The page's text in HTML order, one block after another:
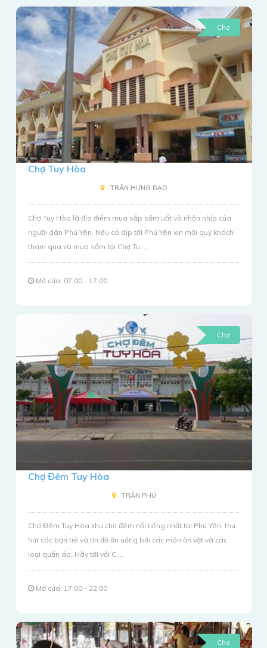
Chợ
Chợ Tuy Hòa
TRẦN HƯNG ĐẠO
Chợ Tuy Hòa là địa điểm mua sắp sầm uất và nhộn nhịp của
người dân Phú Yên. Nếu có dịp tới Phú Yên xin mời quý khách
tham qua và mua sắm tại Chợ Tu ...
Mở cửa: 07:00 - 17:00
Chợ
Chợ Đêm Tuy Hòa
TRẦN PHÚ
Chợ Đêm Tuy Hòa khu chợ đêm nổi tiếng nhất tại Phú Yên, thu
hút các bạn trẻ và tín đồ ăn uống bởi các món ăn vặt và các
loại quần áo..Hãy tới với C ...
Mở cửa: 17:00 - 22:00
Chợ